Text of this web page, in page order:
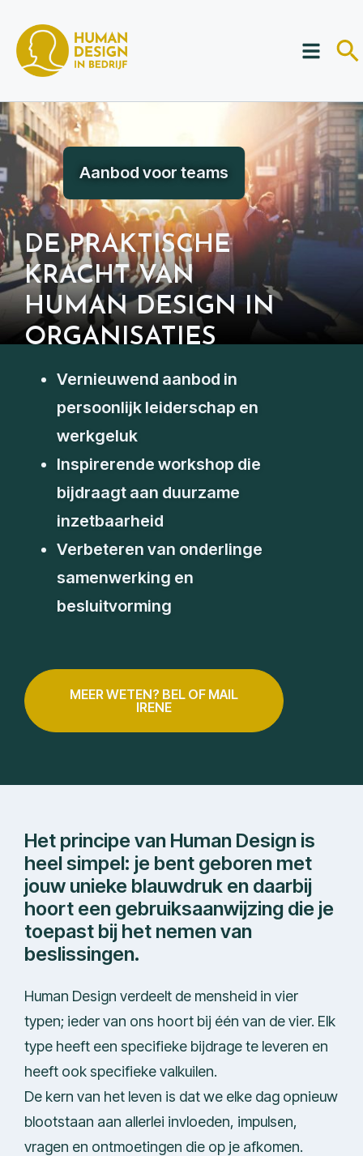
Aanbod voor teams
DE PRAKTISCHE
KRACHT VAN
HUMAN DESIGN IN
ORGANISATIES
Vernieuwend aanbod in
persoonlijk leiderschap en
werkgeluk
Inspirerende workshop die
bijdraagt aan duurzame
inzetbaarheid
Verbeteren van onderlinge
samenwerking en
besluitvorming
MEER WETEN? BEL OF MAIL
IRENE
Het principe van Human Design is
heel simpel: je bent geboren met
jouw unieke blauwdruk en daarbij
hoort een gebruiksaanwijzing die je
toepast bij het nemen van
beslissingen.
Human Design verdeelt de mensheid in vier
typen; ieder van ons hoort bij één van de vier. Elk
type heeft een specifieke bijdrage te leveren en
heeft ook specifieke valkuilen.
De kern van het leven is dat we elke dag opnieuw
blootstaan aan allerlei invloeden, impulsen,
vragen en ontmoetingen die op je afkomen.